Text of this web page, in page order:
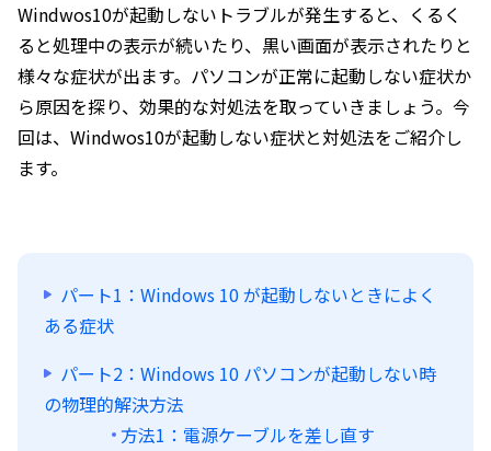
Windwos10が起動しないトラブルが発生すると、くるく
ると処理中の表示が続いたり、黒い画面が表示されたりと
様々な症状が出ます。パソコンが正常に起動しない症状か
ら原因を探り、効果的な対処法を取っていきましょう。今
回は、Windwos10が起動しない症状と対処法をご紹介し
ます。
パート1：Windows 10 が起動しないときによく
ある症状
パート2：Windows 10 パソコンが起動しない時
の物理的解決方法
方法1：電源ケーブルを差し直す